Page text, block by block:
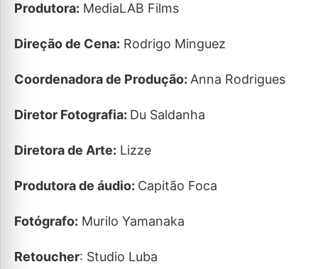
Produtora: MediaLAB Films
Direção de Cena: Rodrigo Minguez
Coordenadora de Produção: Anna Rodrigues
Diretor Fotografia: Du Saldanha
Diretora de Arte: Lizze
Produtora de áudio: Capitão Foca
Fotógrafo: Murilo Yamanaka
Retoucher: Studio Luba